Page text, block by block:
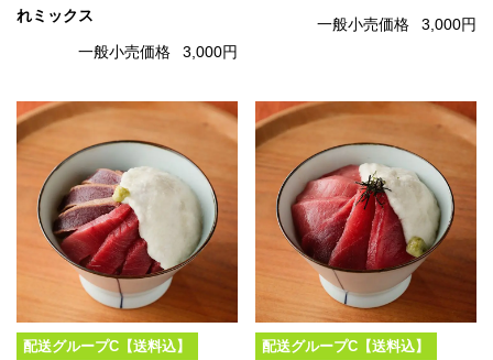
れミックス
一般小売価格 3,000円
一般小売価格 3,000円
配送グループC【送料込】
配送グループC【送料込】